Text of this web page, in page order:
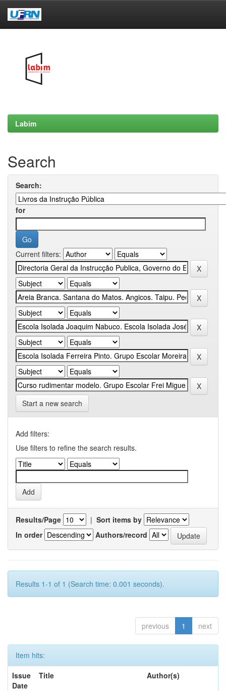
Labim
Search
Search:
for
Current filters:
Start a new search
Add filters:
Use filters to refine the search results.
Results/Page | Sort items by
In order
Authors/record
Results 1-1 of 1 (Search time: 0.001 seconds).
previous 1 next
Item hits:
Issue
Date
Title Author(s)